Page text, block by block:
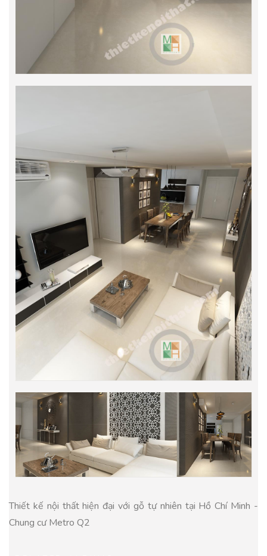
Thiết kế nội thất hiện đại với gỗ tự nhiên tại Hồ Chí Minh -
Chung cư Metro Q2